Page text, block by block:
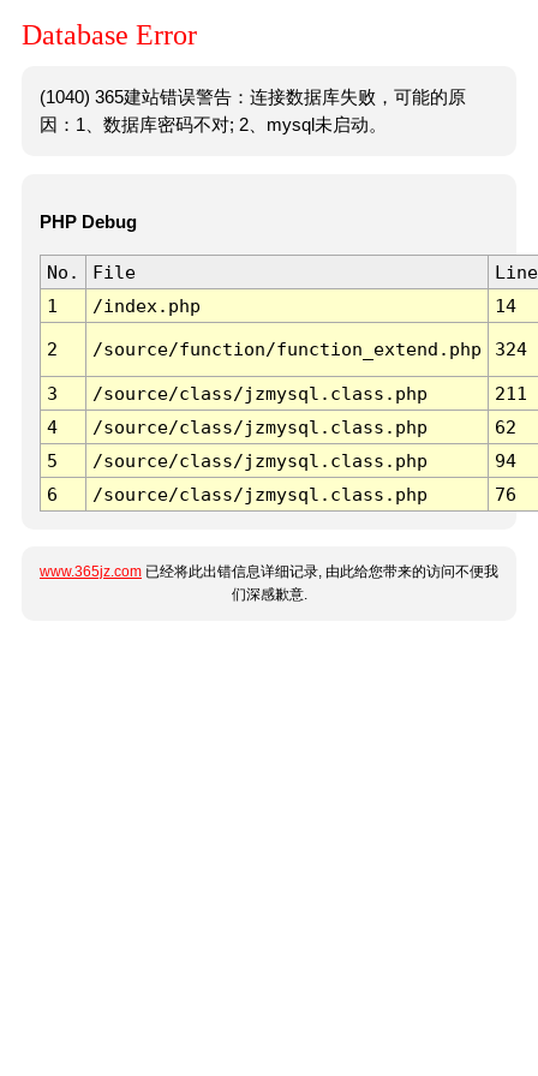
Database Error
(1040) 365建站错误警告：连接数据库失败，可能的原
因：1、数据库密码不对; 2、mysql未启动。
PHP Debug
No. File
Line
1
/index.php 14
2 /source/function/function_extend.php 324
3 /source/class/jzmysql.class.php
211
4
/source/class/jzmysql.class.php
62
5
/source/class/jzmysql.class.php
94
6
/source/class/jzmysql.class.php 76
www.365jz.com 已经将此出错信息详细记录, 由此给您带来的访问不便我
们深感歉意.